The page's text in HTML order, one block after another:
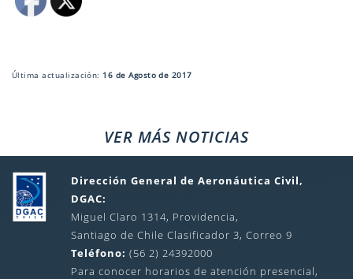
Última actualización: 16 de Agosto de 2017
VER MÁS NOTICIAS
Dirección General de Aeronáutica Civil,
DGAC:
Miguel Claro 1314, Providencia,
Santiago de Chile Clasificador 3, Correo 9
Teléfono: (56 2) 24392000
Para conocer horarios de atención presencial,